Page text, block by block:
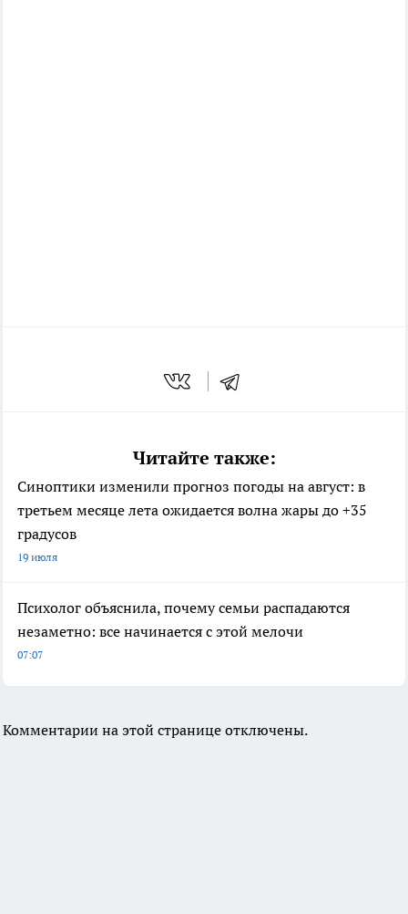
Читайте также:
Синоптики изменили прогноз погоды на август: в
третьем месяце лета ожидается волна жары до +35
градусов
19 июля
Психолог объяснила, почему семьи распадаются
незаметно: все начинается с этой мелочи
07:07
Комментарии на этой странице отключены.